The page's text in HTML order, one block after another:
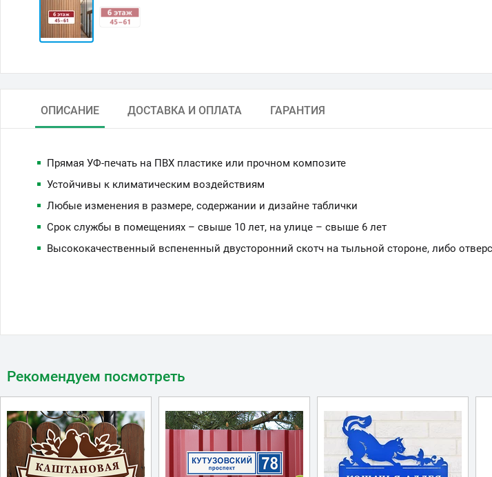
ОПИСАНИЕ ДОСТАВКА И ОПЛАТА ГАРАНТИЯ
Прямая УФ-печать на ПВХ пластике или прочном композите
Устойчивы к климатическим воздействиям
Любые изменения в размере, содержании и дизайне таблички
Срок службы в помещениях – свыше 10 лет, на улице – свыше 6 лет
Высококачественный вспененный двусторонний скотч на тыльной стороне, либо
Рекомендуем посмотреть